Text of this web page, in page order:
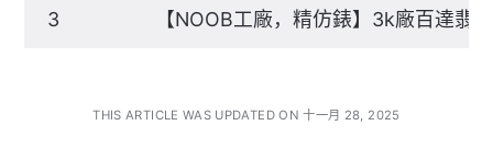
3 【NOOB工廠，精仿錶】3k廠百達翡
THIS ARTICLE WAS UPDATED ON 十一月 28, 2025